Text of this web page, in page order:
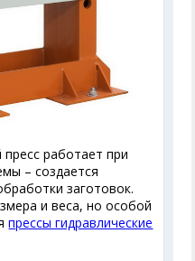
работает при
– создается
заготовок.
и веса, но особой
прессы гидравлические